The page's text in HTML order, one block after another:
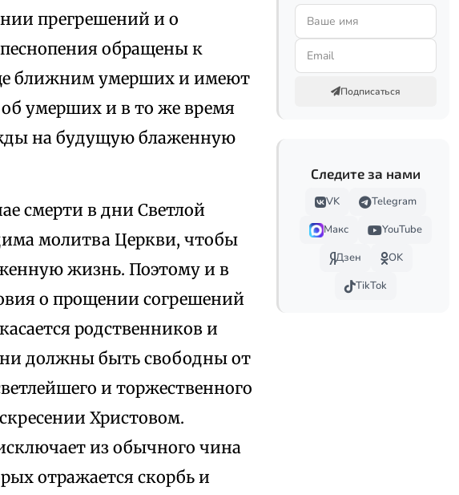
прегрешений и о
обращены к
ближним умерших и имеют
умерших и в то же время
на будущую блаженную
смерти в дни Светлой
молитва Церкви, чтобы
жизнь. Поэтому и в
о прощении согрешений
родственников и
должны быть свободны от
и торжественного
Христовом.
из обычного чина
отражается скорбь и
Подписаться
Следите за нами
VK
Telegram
Макс
YouTube
Дзен
OK
TikTok